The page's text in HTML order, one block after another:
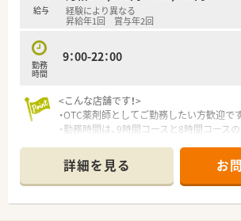
給与 経験により異なる
昇給年1回 賞与年2回
勤務
時間
9：00-22：00
<こんな店舗です！>
・OTC薬剤師としてご勤務したい方歓迎で
・勤務時間は、9時間コースと8時間コース
献し、やりがいを持って仕事が可能です！
<こんな会社です！>
・創業150年以上もの歴史があり北陸地域
詳細を見る お